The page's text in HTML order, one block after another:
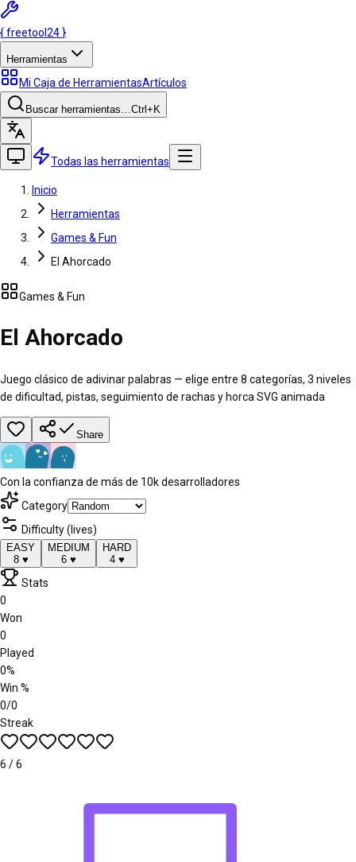
{freetool 24 }
Herramientas
Mi Caja de HerramientasArtículos
Buscar herramientas…Ctrl +K
Todas las herramientas
Inicio
Herramientas
Games & Fun
El Ahorcado
Games & Fun
El Ahorcado
Juego clásico de adivinar palabras — elige entre 8 categorías, 3 niveles
de dificultad, pistas, seguimiento de rachas y horca SVG animada
Share
Con la confianza de más de 10k desarrolladores
Category
Difficulty (lives)
EASY
8♥
MEDIUM
6 ♥
HARD
4♥
Stats
0
Won
0
Played
0%
Win %
0/0
Streak
6 /6